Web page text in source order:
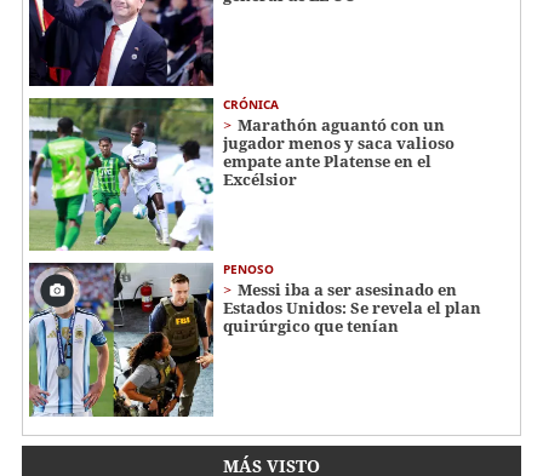
CRÓNICA
Marathón aguantó con un
jugador menos y saca valioso
empate ante Platense en el
Excélsior
PENOSO
Messi iba a ser asesinado en
Estados Unidos: Se revela el plan
quirúrgico que tenían
MÁS VISTO